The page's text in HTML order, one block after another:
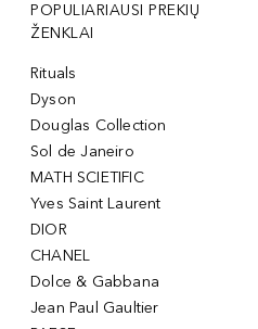
POPULIARIAUSI PREKIŲ
ŽENKLAI
Rituals
Dyson
Douglas Collection
Sol de Janeiro
MATH SCIETIFIC
Yves Saint Laurent
DIOR
CHANEL
Dolce & Gabbana
Jean Paul Gaultier